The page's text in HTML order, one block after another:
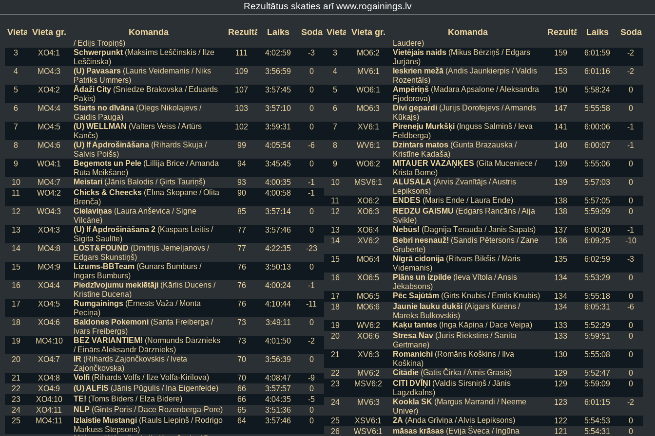
Rezultātus skaties arī www.rogainings.lv
Vieta Vieta gr. Komanda Rezultāts Laiks Soda pti
1 MO4:1 115 3:54:24 0
2 MO4:2 RIGA TRAIL RUNNERS(Ēriks Bogdanovs
/ Edijs Tropiņš)
111 4:00:08 -1
3 XO4:1 Schwerpunkt(Maksims Leščinskis / Ilze
Leščinska)
111 4:02:59 -3
4 MO4:3 (U) Pavasars(Lauris Veidemanis / Niks
Patriks Ummers)
109 3:56:59 0
5 XO4:2 Ādaži City(Sniedze Brakovska / Eduards
Pāķis)
107 3:57:45 0
6 MO4:4 Starts no dīvāna(Oļegs Nikolajevs /
Gaidis Pauga)
103 3:57:10 0
7 MO4:5 (U) WELLMAN(Valters Veiss / Artūrs
Kančs)
102 3:59:31 0
8 MO4:6 (U) If Apdrošināšana(Rihards Skuja /
Salvis Poišs)
99 4:05:54 -6
9 WO4:1 Begemots un Pele(Lillija Brice / Amanda
Rūta Meikšāne)
94 3:45:45 0
10 MO4:7 Meistari(Jānis Balodis / Ģirts Tauriņš) 93 4:00:35
-1
11
WO4:2 Chicks & Cheecks(Elīna Skopāne / Olita
Brenča)
90 4:00:58 -1
12 WO4:3 Cielaviņas(Laura Anševica / Signe
Vilcāne)
85 3:57:14 0
13 XO4:3 (U) If Apdrošināšana 2(Kaspars Leitis /
Sigita Saulīte)
77 3:57:46 0
14 MO4:8 LOST&FOUND(Dmitrijs Jemeljanovs /
Edgars Skunstiņš)
77 4:22:35 -23
15 MO4:9 Lizums-BBTeam(Gunārs Bumburs /
Ingars Bumburs)
76 3:50:13 0
16 XO4:4 Piedzīvojumu meklētāji(Kārlis Ducens /
Kristīne Ducena)
76 4:00:24 -1
17 XO4:5 Rumgainings(Ernests Važa / Monta
Peciņa)
76 4:10:44 -11
18 XO4:6 Baldones Pokemoni(Santa Freiberga /
Ivars Freibergs)
73 3:49:11 0
19 MO4:10 BEZ VARIANTIEM!(Normunds Dārznieks
/ Einārs Aleksandr Dārznieks)
73 4:01:50 -2
20 XO4:7 IR(Rihards Zajončkovskis / Iveta
Zajončkovska)
70 3:56:39 0
21 XO4:8 Volfi(Rihards Volfs / Ilze Volfa-Kirilova) 70 4:08:47
-9
22
XO4:9 (U) ALFIS(Jānis Pūgulis / Ina Eigenfelde) 66 3:57:57
0
23
XO4:10 TE!(Toms Biders / Elza Bidere) 66 4:04:35
-5
24
XO4:11 NLP(Gints Poris / Dace Rozenberga-Pore) 65 3:51:36
0
25
MO4:11 Izlaistie Mustangi(Rauls Liepiņš / Rodrigo
Markuss Stepsons)
64 3:57:46 0
Vieta Vieta gr. Komanda Rezultāts Laiks Soda pti
1 MO6:1 Riga Adventure Team 163 5:59:03 0
2 XO6:1 Lauder Architects(Kārlis Lauders / Rita
Laudere)
161 5:59:02 0
3 MO6:2 Vietējais naids(Mikus Bērziņš / Edgars
Jurjāns)
159 6:01:59 -2
4 MV6:1 Ieskrien mežā(Andis Jaunķierpis / Valdis
Rozentāls)
153 6:01:16 -2
5 WO6:1 Ampēriņš(Madara Apsalone / Aleksandra
Fjodorova)
150 5:58:24 0
6 MO6:3 Divi gepardi(Jurijs Dorofejevs / Armands
Kūkajs)
147 5:55:58 0
7 XV6:1 Pireneju Murkšķi(Inguss Salmiņš / Ieva
Feldberga)
141 6:00:06 -1
8 WV6:1 Dzintars matos(Gunta Brazauska /
Kristīne Kadaša)
140 6:00:07 -1
9 WO6:2 MITAUER VAZAŅĶES(Gita Muceniece /
Krista Bome)
139 5:55:06 0
10 MSV6:1 ALUSALA(Arvis Zvanītājs / Austris
Lepiksons)
139 5:57:03 0
11 XO6:2 ENDES(Maris Ende / Laura Ende) 138 5:57:05
0
12
XO6:3 REDZU GAISMU(Edgars Rancāns / Aija
Svikle)
138 5:59:09 0
13 XO6:4 Nebūs!(Dagnija Tērauda / Jānis Sapats) 137 6:00:20
-1
14
XV6:2 Bebri nesnauž!(Sandis Pētersons / Zane
Gruberte)
136 6:09:25 -10
15 MO6:4 Nīgrā cidonija(Ritvars Bikšis / Māris
Videmanis)
135 6:02:59 -3
16 XO6:5 Plāns un izpilde(Ieva Vītola / Ansis
Jēkabsons)
134 5:53:29 0
17 MO6:5 Pēc Sajūtām(Ģirts Knubis / Emīls Knubis) 134 5:55:18
0
18
MO6:6 Jaunie lauku dukši(Aigars Ķūrēns /
Mareks Bulkovskis)
134 6:05:31 -6
19 WV6:2 Kaķu tantes(Inga Kāpiņa / Dace Veipa) 133 5:52:29
0
20
XO6:6 Stresa Nav(Juris Riekstins / Sanita
Gertmane)
133 5:59:51 0
21 XV6:3 Romanichi(Romāns Koškins / Ilva
Koškina)
130 5:55:08 0
22 MV6:2 Citādie(Gatis Čirka / Arnis Grasis) 129 5:52:47
0
23
MSV6:2 CITI DVĪŅI(Valdis Sirsniņš / Jānis
Lagzdkalns)
129 5:59:09 0
24 MV6:3 Kookla SK(Margus Marrandi / Neeme
Univer)
123 6:01:15 -2
25 XSV6:1 2A(Anda Grīviņa / Alvis Lepiksons) 122 5:54:53
0
26
WSV6:1 māsas krāsas(Evija Šveca / Ingūna
121 5:54:31 0